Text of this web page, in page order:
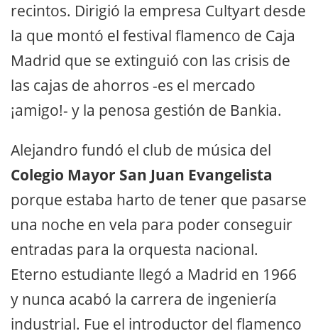
recintos. Dirigió la empresa Cultyart desde
la que montó el festival flamenco de Caja
Madrid que se extinguió con las crisis de
las cajas de ahorros -es el mercado
¡amigo!- y la penosa gestión de Bankia.
Alejandro fundó el club de música del
Colegio Mayor San Juan Evangelista
porque estaba harto de tener que pasarse
una noche en vela para poder conseguir
entradas para la orquesta nacional.
Eterno estudiante llegó a Madrid en 1966
y nunca acabó la carrera de ingeniería
industrial. Fue el introductor del flamenco